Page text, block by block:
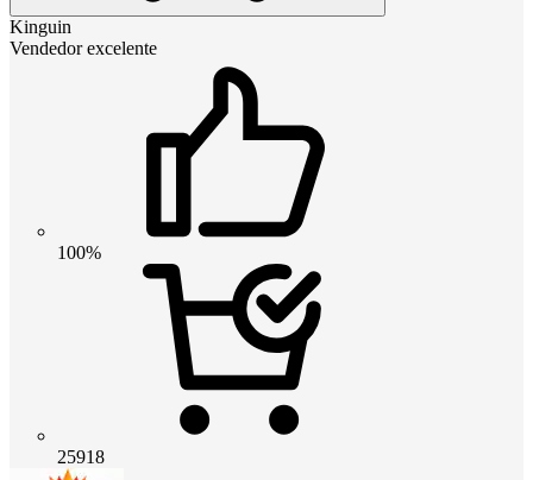
Kinguin
Vendedor excelente
100%
25918